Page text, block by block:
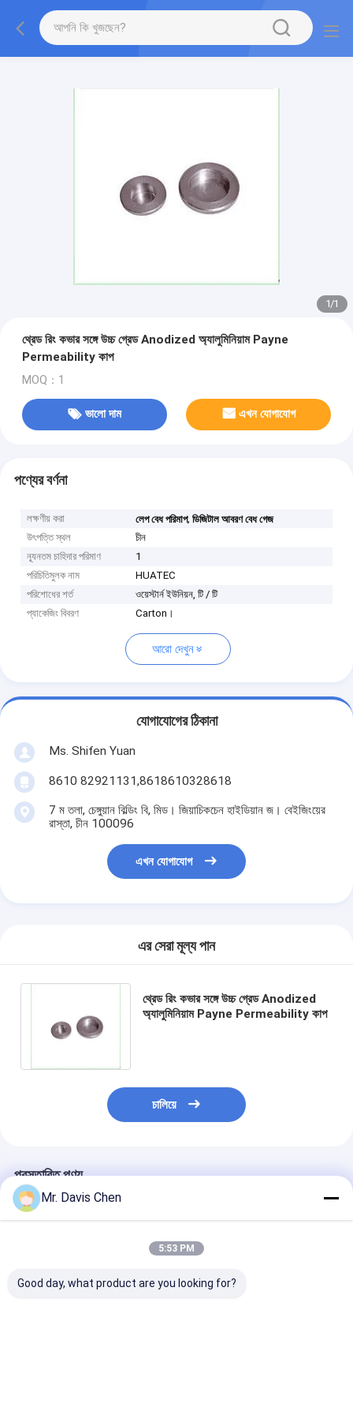
1/1
থ্রেড রিং কভার সঙ্গে উচ্চ গ্রেড Anodized অ্যালুমিনিয়াম Payne
Permeability কাপ
MOQ：1
ভালো দাম এখন যোগাযোগ
পণ্যের বর্ণনা
লক্ষণীয় করা লেপ বেধ পরিমাপ,ডিজিটাল আবরণ বেধ গেজ
উৎপত্তি স্থল
চীন
ন্যূনতম চাহিদার পরিমাণ
1
পরিচিতিমুলক নাম
HUATEC
পরিশোধের শর্ত
ওয়েস্টার্ন ইউনিয়ন, টি / টি
প্যাকেজিং বিবরণ
Carton।
আরো দেখুন
যোগাযোগের ঠিকানা
Ms. Shifen Yuan
8610 82921131,8618610328618
7 ম তলা, চেঙ্গুয়ান বিল্ডিং বি, মিড। জিয়াচিকচেন হাইডিয়ান জ। বেইজিংয়ের
রাস্তা, চীন 100096
এখন যোগাযোগ
এর সেরা মূল্য পান
থ্রেড রিং কভার সঙ্গে উচ্চ গ্রেড Anodized
অ্যালুমিনিয়াম Payne Permeability কাপ
চালিয়ে
প্রস্তাবিত পণ্য
Mr. Davis Chen
5:53 PM
Good day, what product are you looking for?